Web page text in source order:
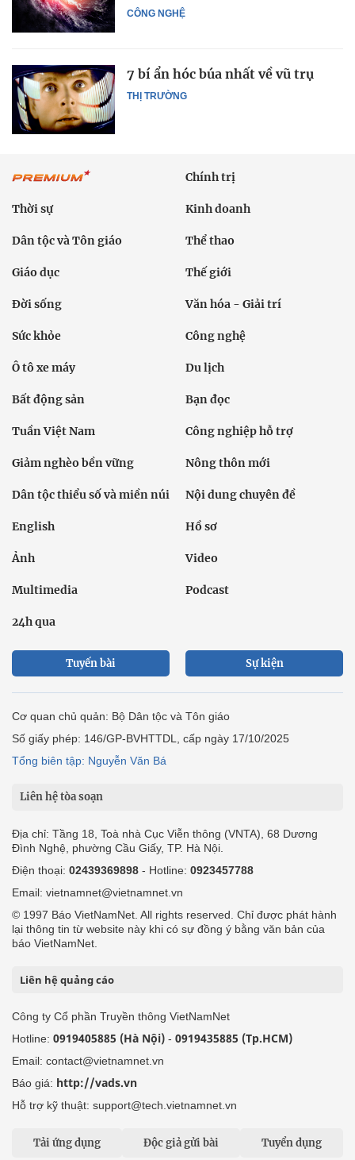
CÔNG NGHỆ
THỊ TRƯỜNG
7 bí ẩn hóc búa nhất về vũ trụ
Chính trị
Thời sự Kinh doanh
Dân tộc và Tôn giáo Thể thao
Giáo dục Thế giới
Đời sống Văn hóa - Giải trí
Sức khỏe Công nghệ
Ô tô xe máy Du lịch
Bất động sản Bạn đọc
Tuần Việt Nam Công nghiệp hỗ trợ
Giảm nghèo bền vững Nông thôn mới
Dân tộc thiểu số và miền núi Nội dung chuyên đề
English Hồ sơ
Ảnh Video
Multimedia Podcast
24h qua
Tuyến bài Sự kiện
Cơ quan chủ quản: Bộ Dân tộc và Tôn giáo
Số giấy phép: 146/GP-BVHTTDL, cấp ngày 17/10/2025
Tổng biên tập: Nguyễn Văn Bá
Liên hệ tòa soạn
Địa chỉ: Tầng 18, Toà nhà Cục Viễn thông (VNTA), 68 Dương
Đình Nghệ, phường Cầu Giấy, TP. Hà Nội.
Điện thoại: 02439369898 - Hotline: 0923457788
Email: vietnamnet@vietnamnet.vn
© 1997 Báo VietNamNet. All rights reserved. Chỉ được phát hành
lại thông tin từ website này khi có sự đồng ý bằng văn bản của
báo VietNamNet.
Liên hệ quảng cáo
Công ty Cổ phần Truyền thông VietNamNet
Hotline: 0919405885 (Hà Nội) - 0919435885 (Tp.HCM)
Email: contact@vietnamnet.vn
Báo giá: http://vads.vn
Hỗ trợ kỹ thuật: support@tech.vietnamnet.vn
Tải ứng dụng Độc giả gửi bài Tuyển dụng